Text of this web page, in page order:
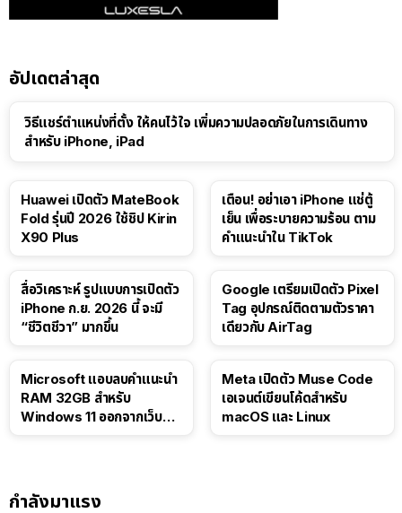
อัปเดตล่าสุด
วิธีแชร์ตำแหน่งที่ตั้ง ให้คนไว้ใจ เพิ่มความปลอดภัยในการเดินทาง
สำหรับ iPhone, iPad
Huawei เปิดตัว MateBook
Fold รุ่นปี 2026 ใช้ชิป Kirin
X90 Plus
เตือน! อย่าเอา iPhone แช่ตู้
เย็น เพื่อระบายความร้อน ตาม
คำแนะนำใน TikTok
สื่อวิเคราะห์ รูปแบบการเปิดตัว
iPhone ก.ย. 2026 นี้ จะมี
“ชีวิตชีวา” มากขึ้น
Google เตรียมเปิดตัว Pixel
Tag อุปกรณ์ติดตามตัวราคา
เดียวกับ AirTag
Microsoft แอบลบคำแนะนำ
RAM 32GB สำหรับ
Windows 11 ออกจากเว็บตัว
Meta เปิดตัว Muse Code
เอเจนต์เขียนโค้ดสำหรับ
macOS และ Linux
กำลังมาแรง